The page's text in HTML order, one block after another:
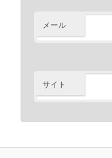
メール
サイト